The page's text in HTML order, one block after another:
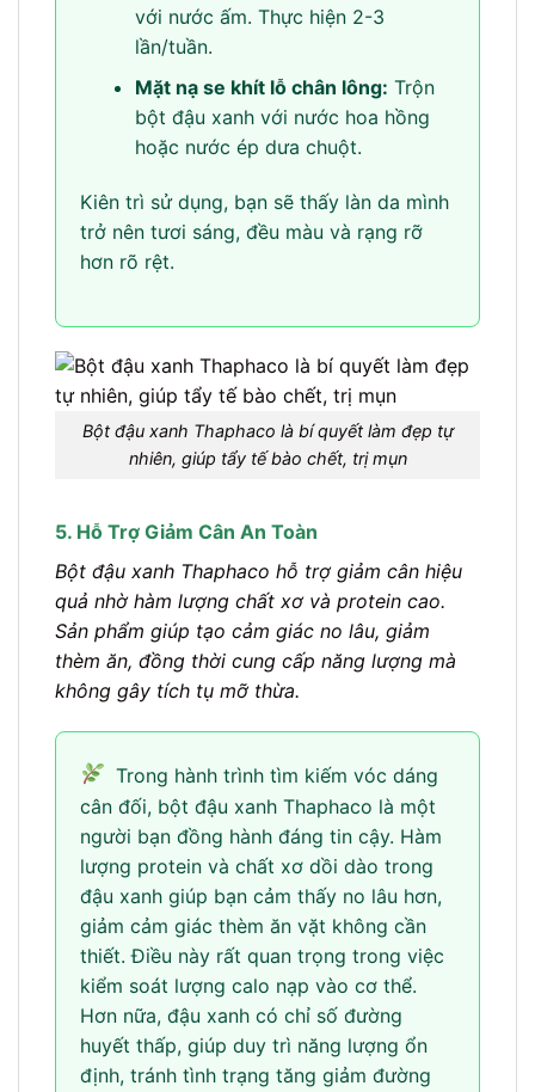
với nước ấm. Thực hiện 2-3
lần/tuần.
Mặt nạ se khít lỗ chân lông: Trộn
bột đậu xanh với nước hoa hồng
hoặc nước ép dưa chuột.
Kiên trì sử dụng, bạn sẽ thấy làn da mình
trở nên tươi sáng, đều màu và rạng rỡ
hơn rõ rệt.
Bột đậu xanh Thaphaco là bí quyết làm đẹp tự
nhiên, giúp tẩy tế bào chết, trị mụn
5. Hỗ Trợ Giảm Cân An Toàn
Bột đậu xanh Thaphaco hỗ trợ giảm cân hiệu
quả nhờ hàm lượng chất xơ và protein cao.
Sản phẩm giúp tạo cảm giác no lâu, giảm
thèm ăn, đồng thời cung cấp năng lượng mà
không gây tích tụ mỡ thừa.
Trong hành trình tìm kiếm vóc dáng
cân đối, bột đậu xanh Thaphaco là một
người bạn đồng hành đáng tin cậy. Hàm
lượng protein và chất xơ dồi dào trong
đậu xanh giúp bạn cảm thấy no lâu hơn,
giảm cảm giác thèm ăn vặt không cần
thiết. Điều này rất quan trọng trong việc
kiểm soát lượng calo nạp vào cơ thể.
Hơn nữa, đậu xanh có chỉ số đường
huyết thấp, giúp duy trì năng lượng ổn
định, tránh tình trạng tăng giảm đường